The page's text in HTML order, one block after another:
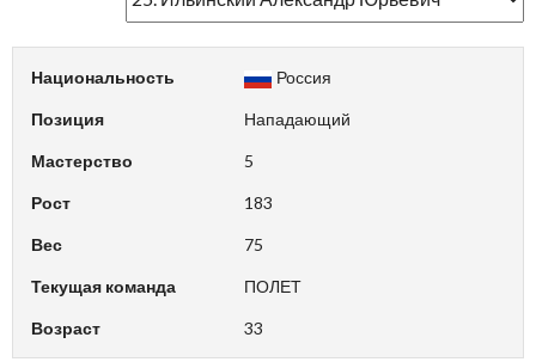
Национальность Россия
Позиция Нападающий
Мастерство 5
Рост 183
Вес 75
Текущая команда ПОЛЕТ
Возраст 33